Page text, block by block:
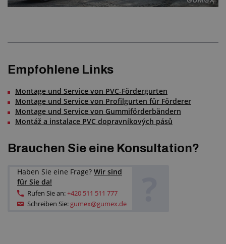
Empfohlene Links
Montage und Service von PVC-Fördergurten
Montage und Service von Profilgurten für Förderer
Montage und Service von Gummiförderbändern
Montáž a instalace PVC dopravníkových pásů
Brauchen Sie eine Konsultation?
Haben Sie eine Frage? Wir sind
für Sie da!
Rufen Sie an:+420 511 511 777
Schreiben Sie: gumex@gumex.de